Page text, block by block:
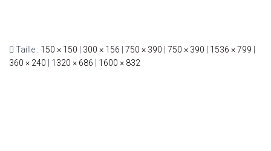
Taille : 150 × 150 300 × 156 750 × 390 750 × 390 1536 × 799
360 × 240
1320 × 686 1600 × 832